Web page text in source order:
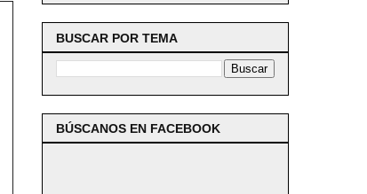
BUSCAR POR TEMA
BÚSCANOS EN FACEBOOK